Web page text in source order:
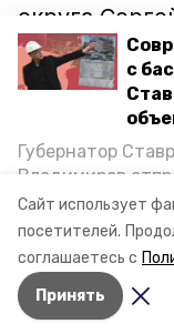
Сайт использует
посетителей.
соглашаетесь с
Принять
с
Губернатор
Владимиров
Минеральные
строительство
Минводах, а
постройке
жителей.
округа
Тем
комиссия
нанесённый
ликвидации
экстренные
казаки.
Авторы: Кира